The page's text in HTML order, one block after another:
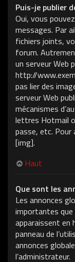
Puis-je publier
Oui, vous
messages. Par
fichiers joints,
forum.
un serveur Web
http://
pas lier des
serveur Web
mécanismes
lettres Hotmail
passe, etc. Pour
[img].
Haut
Que sont les
Les annonces
importantes que
apparaissent en
panneau de
annonces
l’administrateur.